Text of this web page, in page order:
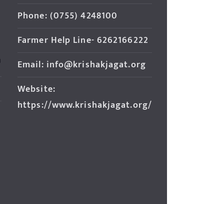
Phone: (0755) 4248100
Farmer Help Line- 6262166222
Email: info@krishakjagat.org
Website:
https://www.krishakjagat.org/